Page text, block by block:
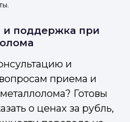
и поддержка при
и
приема и
Готовы
о ценах за рубль,